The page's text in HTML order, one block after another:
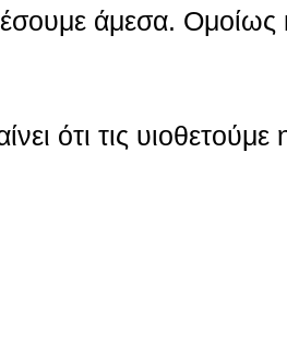
άμεσα. Ομοίως
ότι τις υιοθετούμε